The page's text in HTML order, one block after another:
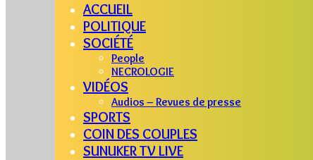
ACCUEIL
POLITIQUE
SOCIÉTÉ
People
NECROLOGIE
VIDÉOS
Audios – Revues de presse
SPORTS
COIN DES COUPLES
SUNUKER TV LIVE